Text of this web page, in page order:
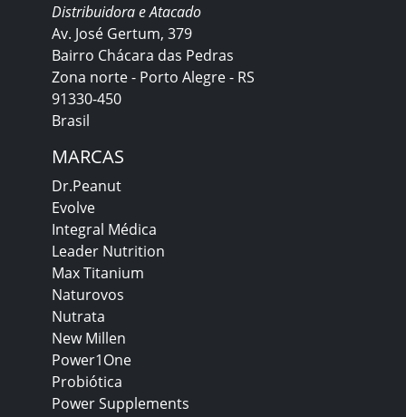
Distribuidora e Atacado
Av. José Gertum, 379
Bairro Chácara das Pedras
Zona norte - Porto Alegre - RS
91330-450
Brasil
MARCAS
Dr.Peanut
Evolve
Integral Médica
Leader Nutrition
Max Titanium
Naturovos
Nutrata
New Millen
Power1One
Probiótica
Power Supplements